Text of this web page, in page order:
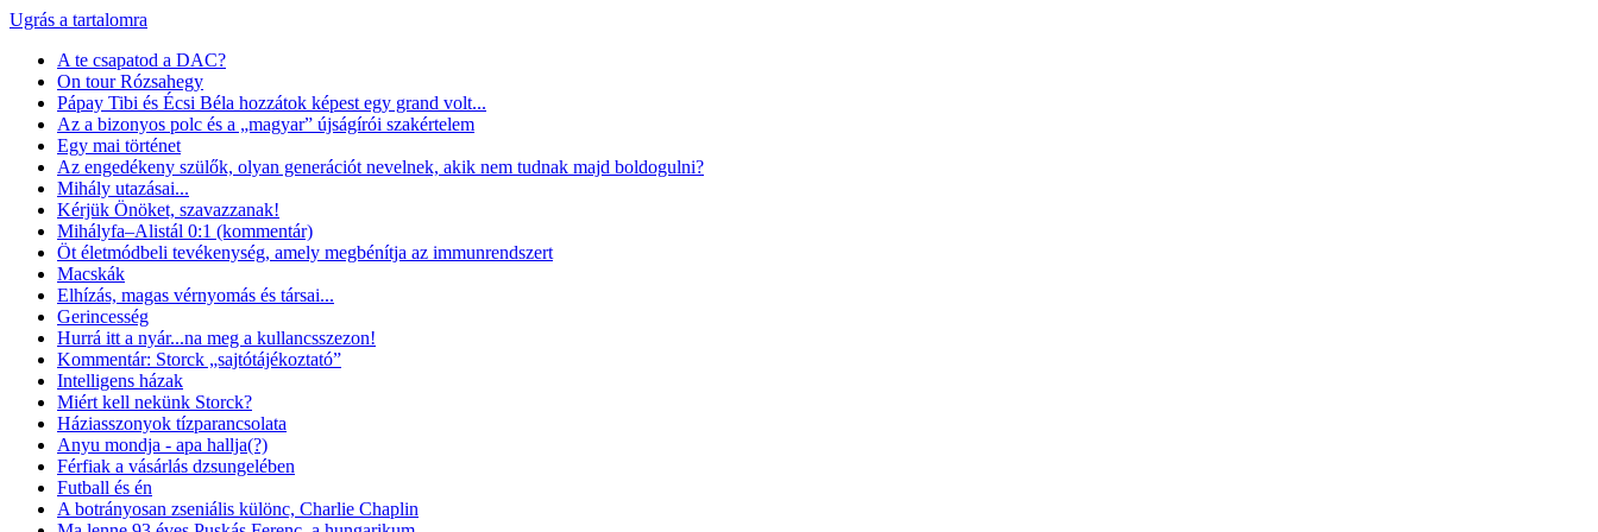
Ugrás a tartalomra
A te csapatod a DAC?
On tour Rózsahegy
Pápay Tibi és Écsi Béla hozzátok képest egy grand volt...
Az a bizonyos polc és a „magyar” újságírói szakértelem
Egy mai történet
Az engedékeny szülők, olyan generációt nevelnek, akik nem tudnak majd boldogulni?
Mihály utazásai...
Kérjük Önöket, szavazzanak!
Mihályfa–Alistál 0:1 (kommentár)
Öt életmódbeli tevékenység, amely megbénítja az immunrendszert
Macskák
Elhízás, magas vérnyomás és társai...
Gerincesség
Hurrá itt a nyár...na meg a kullancsszezon!
Kommentár: Storck „sajtótájékoztató”
Intelligens házak
Miért kell nekünk Storck?
Háziasszonyok tízparancsolata
Anyu mondja - apa hallja(?)
Férfiak a vásárlás dzsungelében
Futball és én
A botrányosan zseniális különc, Charlie Chaplin